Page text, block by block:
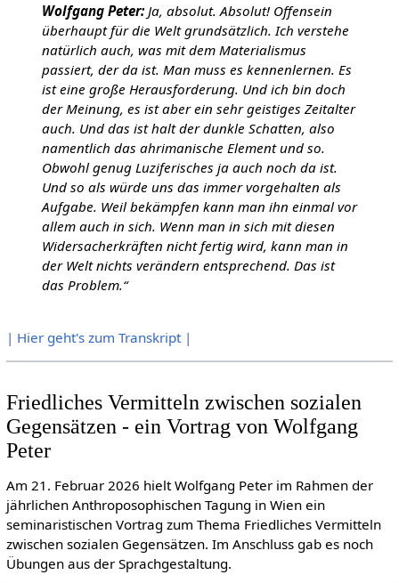
Wolfgang Peter:Ja, absolut. Absolut! Offensein
überhaupt für die Welt grundsätzlich. Ich verstehe
natürlich auch, was mit dem Materialismus
passiert, der da ist. Man muss es kennenlernen. Es
ist eine große Herausforderung. Und ich bin doch
der Meinung, es ist aber ein sehr geistiges Zeitalter
auch. Und das ist halt der dunkle Schatten, also
namentlich das ahrimanische Element und so.
Obwohl genug Luziferisches ja auch noch da ist.
Und so als würde uns das immer vorgehalten als
Aufgabe. Weil bekämpfen kann man ihn einmal vor
allem auch in sich. Wenn man in sich mit diesen
Widersacherkräften nicht fertig wird, kann man in
der Welt nichts verändern entsprechend. Das ist
das Problem.“
| Hier geht's zum Transkript |
Friedliches Vermitteln zwischen sozialen
Gegensätzen - ein Vortrag von Wolfgang
Peter
Am 21. Februar 2026 hielt Wolfgang Peter im Rahmen der
jährlichen Anthroposophischen Tagung in Wien ein
seminaristischen Vortrag zum Thema Friedliches Vermitteln
zwischen sozialen Gegensätzen. Im Anschluss gab es noch
Übungen aus der Sprachgestaltung.